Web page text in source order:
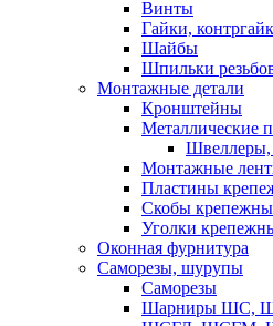
Винты
Гайки,
Шайбы
Шпильки
Монтажные детали
Кронштейны
Металлические
Швеллеры,
Монтажные
Пластины
Скобы
Уголки
Оконная фурнитура
Саморезы, шурупы
Саморезы
Шарниры ШС,